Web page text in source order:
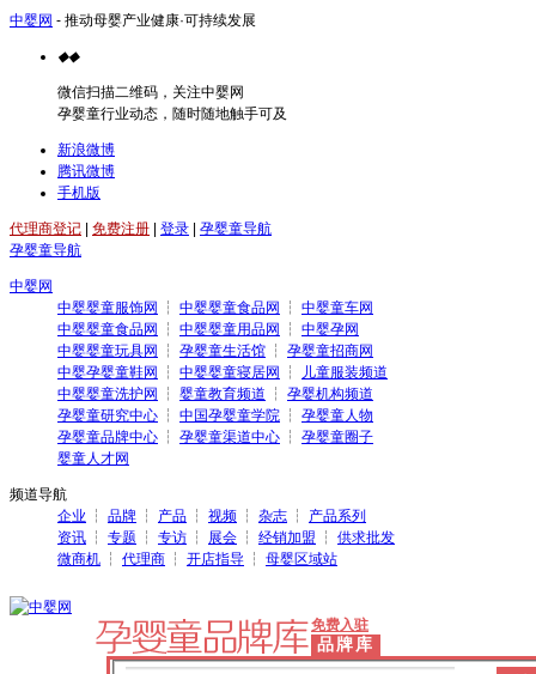
中婴网 - 推动母婴产业健康·可持续发展
◆◆
微信扫描二维码，关注中婴网
孕婴童行业动态，随时随地触手可及
新浪微博
腾讯微博
手机版
代理商登记 免费注册 登录
孕婴童导航
孕婴童导航
中婴网
中婴婴童服饰网
┆ 中婴婴童食品网 ┆ 中婴童车网
中婴婴童食品网
┆ 中婴婴童用品网 ┆ 中婴孕网
中婴婴童玩具网
┆ 孕婴童生活馆 ┆ 孕婴童招商网
中婴孕婴童鞋网
┆ 中婴婴童寝居网 ┆
儿童服装频道
中婴婴童洗护网
┆ 婴童教育频道 ┆ 孕婴机构频道
孕婴童研究中心 ┆ 中国孕婴童学院 ┆ 孕婴童人物
孕婴童品牌中心 ┆ 孕婴童渠道中心 ┆ 孕婴童圈子
婴童人才网
频道导航
企业 ┆ 品牌 ┆ 产品 ┆ 视频 ┆ 杂志 ┆ 产品系列
资讯 ┆ 专题 ┆ 专访 ┆ 展会 ┆ 经销加盟 ┆ 供求批发
微商机 ┆ 代理商 ┆ 开店指导 ┆ 母婴区域站
免费入驻
品牌库